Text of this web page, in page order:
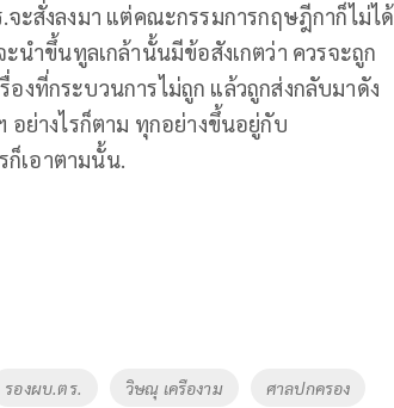
จะสั่งลงมา แต่คณะกรรมการกฤษฎีกาก็ไม่ได้
นำขึ้นทูลเกล้านั้นมีข้อสังเกตว่า ควรจะถูก
งที่กระบวนการไม่ถูก แล้วถูกส่งกลับมาดัง
ย่างไรก็ตาม ทุกอย่างขึ้นอยู่กับ
ก็เอาตามนั้น.
รองผบ.ตร. วิษณุ เครืองาม ศาลปกครอง